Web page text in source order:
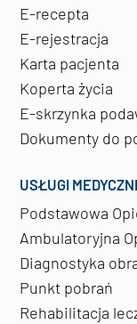
E-recepta
E-rejestracja
Karta pacjenta
Koperta życia
E-skrzynka
Dokumenty do
USŁUGI
Podstawowa
Ambulatoryjna
Diagnostyka
Punkt pobrań
Rehabilitacja